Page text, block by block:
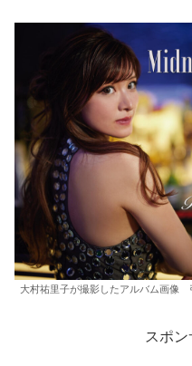
大村祐里子が撮影したアルバム画像
スポン